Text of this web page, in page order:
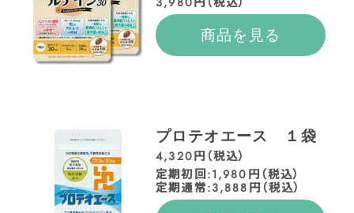
商品を見る
プロテオエース １袋
4,320円（税込）
定期初回:1,980円（税込）
定期通常:3,888円（税込）